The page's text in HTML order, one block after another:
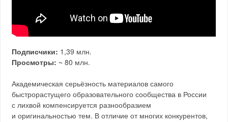
Подписчики: 1,39 млн.
Просмотры: ~ 80 млн.
Академическая серьёзность материалов самого
быстрорастущего образовательного сообщества в России
с лихвой компенсируется разнообразием
и оригинальностью тем. В отличие от многих конкурентов,